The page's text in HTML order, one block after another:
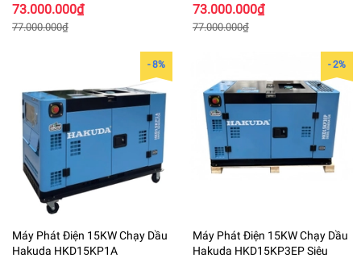
73.000.000₫
77.000.000₫
73.000.000₫
77.000.000₫
- 8%
Máy Phát Điện 15KW Chạy Dầu
Hakuda HKD15KP1A
- 2%
Máy Phát Điện 15KW Chạy Dầu
Hakuda HKD15KP3EP Siêu